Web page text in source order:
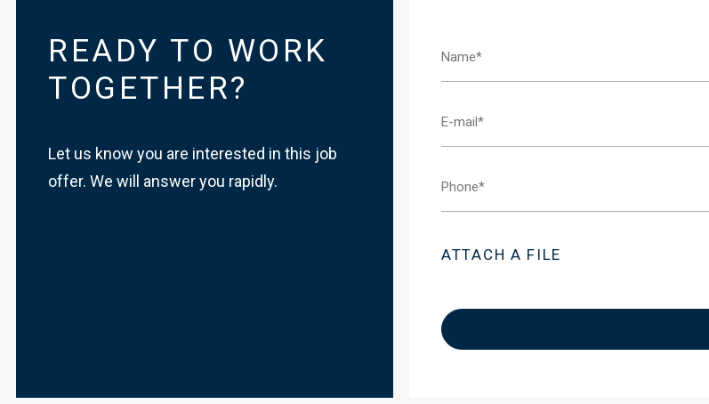
READY TO WORK
TOGETHER?
Let us know you are interested in this job
offer. We will answer you rapidly.
ATTACH A FILE